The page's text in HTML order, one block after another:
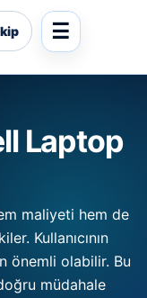
Laptop
maliyeti hem de
Kullanıcının
önemli olabilir. Bu
müdahale